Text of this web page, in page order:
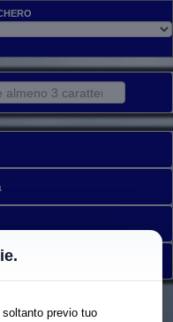
previo tuo